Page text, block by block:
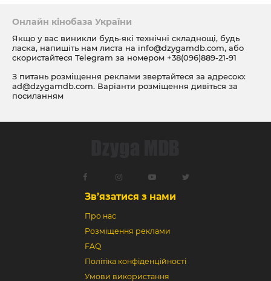
Онлайн кінобаза України
Якщо у вас виникли будь-які технічні складнощі, будь
ласка, напишіть нам листа на info@dzygamdb.com, або
скористайтеся Telegram за номером +38(096)889-21-91
З питань розміщення реклами звертайтеся за адресою:
ad@dzygamdb.com. Варіанти розміщення дивіться за
посиланням
Зв’язатися з нами
Про нас
Розміщення реклами
FAQ
Політіка конфіденційності
Умови використання